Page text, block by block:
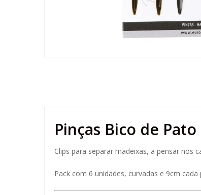
Pinças Bico de
Clips para separar madeixas, a pensar nos
Pack com 6 unidades, curvadas e 9cm cada